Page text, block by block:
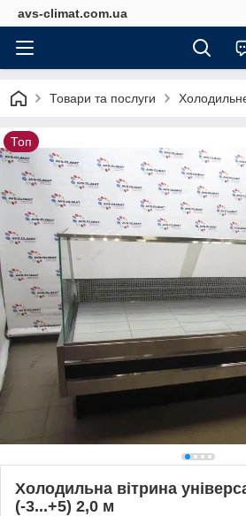
avs-climat.com.ua
Товари та послуги
Топ
Холодильна вітрина
(-3...+5) 2,0 м